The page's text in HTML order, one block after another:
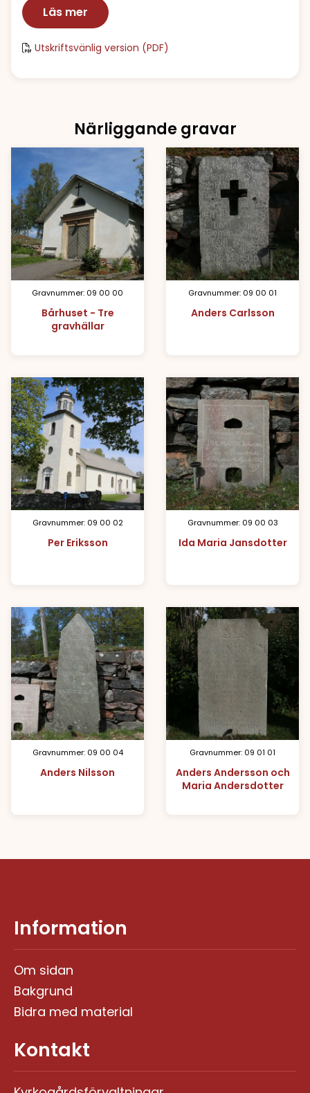
Läs mer
Utskriftsvänlig version (PDF)
Närliggande gravar
Gravnummer: 09 00 00
Bårhuset - Tre
gravhällar
Gravnummer: 09 00 01
Anders Carlsson
Gravnummer: 09 00 02
Per Eriksson
Gravnummer: 09 00 03
Ida Maria Jansdotter
Gravnummer: 09 00 04
Anders Nilsson
Gravnummer: 09 01 01
Anders Andersson och
Maria Andersdotter
Information
Om sidan
Bakgrund
Bidra med material
Kontakt